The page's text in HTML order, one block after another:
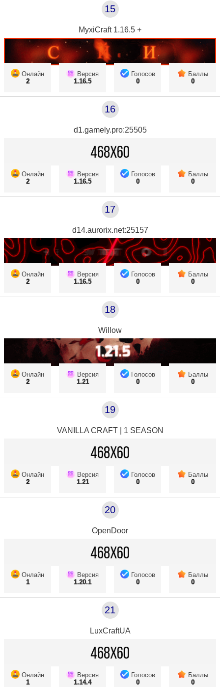
15
MyxiCraft 1.16.5 +
Онлайн
2
Версия
1.16.5
Голосов
0
Баллы
0
16
d1.gamely.pro:25505
Онлайн
2
Версия
1.16.5
Голосов
0
Баллы
0
17
d14.aurorix.net:25157
Онлайн
2
Версия
1.16.5
Голосов
0
Баллы
0
18
Willow
Онлайн
2
Версия
1.21
Голосов
0
Баллы
0
19
VANILLA CRAFT | 1 SEASON
Онлайн
2
Версия
1.21
Голосов
0
Баллы
0
20
OpenDoor
Онлайн
1
Версия
1.20.1
Голосов
0
Баллы
0
21
LuxCraftUA
Онлайн
1
Версия
1.14.4
Голосов
0
Баллы
0